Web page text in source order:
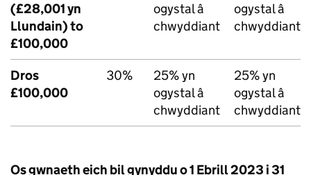
(£28,001 yn
Llundain) to
£100,000
ogystal â
chwyddiant
ogystal â
chwyddiant
Dros
£100,000
30%
25% yn
ogystal â
chwyddiant
25% yn
ogystal â
chwyddiant
Os gwnaeth eich bil gynyddu o 1 Ebrill 2023 i 31